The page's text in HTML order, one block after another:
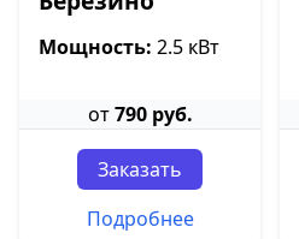
Мощность: 2.5 кВт
от790 руб.
Заказать
Подробнее